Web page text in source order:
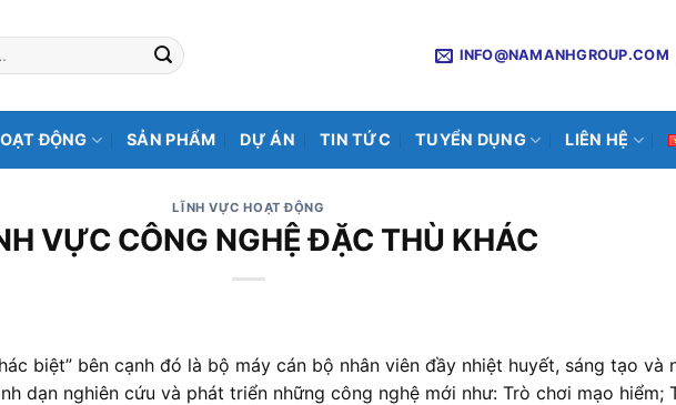
INFO@NAMANHGROUP.COM
ĐỘNG SẢN PHẨM DỰ ÁN TIN TỨC TUYỂN DỤNG LIÊN HỆ
LĨNH VỰC HOẠT ĐỘNG
VỰC CÔNG NGHỆ ĐẶC THÙ KHÁC
biệt” bên cạnh đó là bộ máy cán bộ nhân viên đầy nhiệt huyết, sáng tạo và
dạn nghiên cứu và phát triển những công nghệ mới như: Trò chơi mạo hiểm;